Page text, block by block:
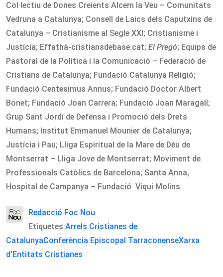
Col·lectiu de Dones Creients Alcem la Veu – Comunitats
Vedruna a Catalunya; Consell de Laics dels Caputxins de
Catalunya – Cristianisme al Segle XXI; Cristianisme i
Justícia; Effathà-cristiansdebase.cat; El Pregó; Equips de
Pastoral de la Política i la Comunicació – Federació de
Cristians de Catalunya; Fundació Catalunya Religió;
Fundació Centesimus Annus; Fundació Doctor Albert
Bonet; Fundació Joan Carrera; Fundació Joan Maragall;
Grup Sant Jordi de Defensa i Promoció dels Drets
Humans; Institut Emmanuel Mounier de Catalunya;
Justícia i Pau; Lliga Espiritual de la Mare de Déu de
Montserrat – Lliga Jove de Montserrat; Moviment de
Professionals Catòlics de Barcelona; Santa Anna,
Hospital de Campanya – Fundació Viqui Molins
Redacció Foc Nou
Etiquetes:Arrels Cristianes de
CatalunyaConferència Episcopal TarraconenseXarxa
d'Entitats Cristianes